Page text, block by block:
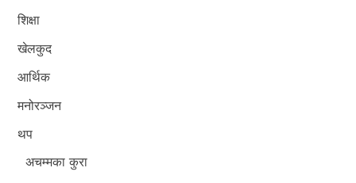
शिक्षा
खेलकुद
आर्थिक
मनोरञ्जन
थप
अचम्मका कुरा